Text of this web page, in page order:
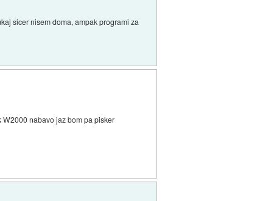
sicer nisem doma, ampak programi za
nabavo jaz bom pa pisker